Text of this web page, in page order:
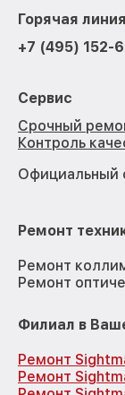
Горячая линия
+7 (495) 152-
Сервис
Срочный
Контроль
Официальный
Ремонт
Ремонт
Ремонт
Филиал в
Ремонт
Ремонт